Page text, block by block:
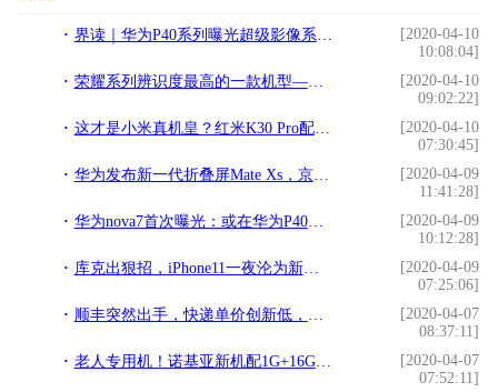
界读｜华为P40系列曝光超级影像系统＋120Hz屏幕＋国产生态你买吗
[2020-04-10
10:08:04]
荣耀系列辨识度最高的一款机型——荣耀9上手体验
[2020-04-10
09:02:22]
这才是小米真机皇？红米K30 Pro配置曝光，一点超小米10
[2020-04-10
07:30:45]
华为发布新一代折叠屏Mate Xs，京东五星门店即日起可预约
[2020-04-09
11:41:28]
华为nova7首次曝光：或在华为P40之后四月初发布
[2020-04-09
10:12:28]
库克出狠招，iPhone11一夜沦为新低价，成最便宜的A13芯片手机
[2020-04-09
07:25:06]
顺丰突然出手，快递单价创新低，阿里巴巴措手不及
[2020-04-07
08:37:11]
老人专用机！诺基亚新机配1G+16G内存，外观却秒杀大片中端机
[2020-04-07
07:52:11]